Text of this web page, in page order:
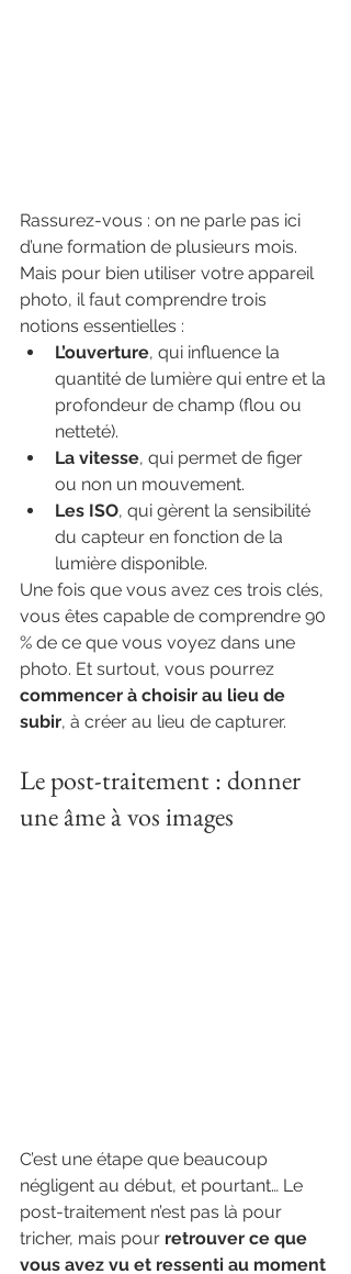
Rassurez-vous : on ne parle pas ici
d’une formation de plusieurs mois.
Mais pour bien utiliser votre appareil
photo, il faut comprendre trois
notions essentielles :
L’ouverture, qui influence la
quantité de lumière qui entre et la
profondeur de champ (flou ou
netteté).
La vitesse, qui permet de figer
ou non un mouvement.
Les ISO, qui gèrent la sensibilité
du capteur en fonction de la
lumière disponible.
Une fois que vous avez ces trois clés,
vous êtes capable de comprendre 90
% de ce que vous voyez dans une
photo. Et surtout, vous pourrez
commencer à choisir au lieu de
subir, à créer au lieu de capturer.
Le post-traitement : donner
une âme à vos images
C’est une étape que beaucoup
négligent au début, et pourtant… Le
post-traitement n’est pas là pour
tricher, mais pour retrouver ce que
vous avez vu et ressenti au moment